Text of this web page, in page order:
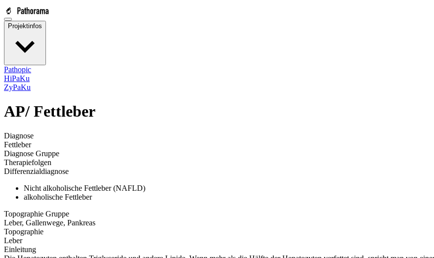
Projektinfos
Pathopic
HiPaKu
ZyPaKu
AP/ Fettleber
Diagnose
Fettleber
Diagnose Gruppe
Therapiefolgen
Differenzialdiagnose
Nicht alkoholische Fettleber (NAFLD)
alkoholische Fettleber
Topographie Gruppe
Leber, Gallenwege, Pankreas
Topographie
Leber
Einleitung